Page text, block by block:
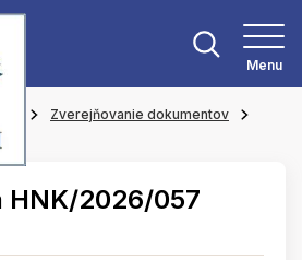
Menu
Zverejňovanie dokumentov
HNK/2026/057